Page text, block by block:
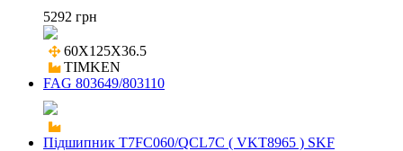
5292 грн
60X125X36.5
TIMKEN
FAG 803649/803110
Підшипник T7FC060/QCL7C ( VKT8965 ) SKF